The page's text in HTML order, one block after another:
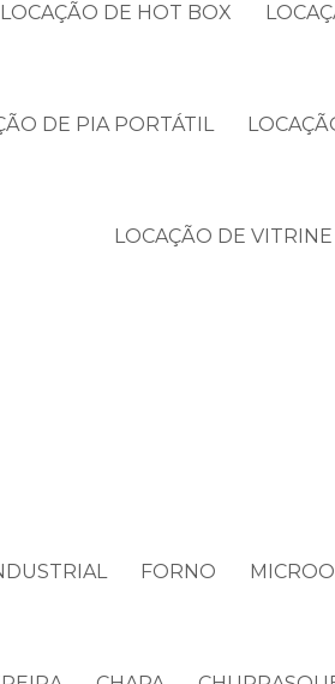
LOCAÇÃO DE HOT BOX
DE PIA PORTÁTIL
LOCAÇÃO DE VITRINE
FORNO